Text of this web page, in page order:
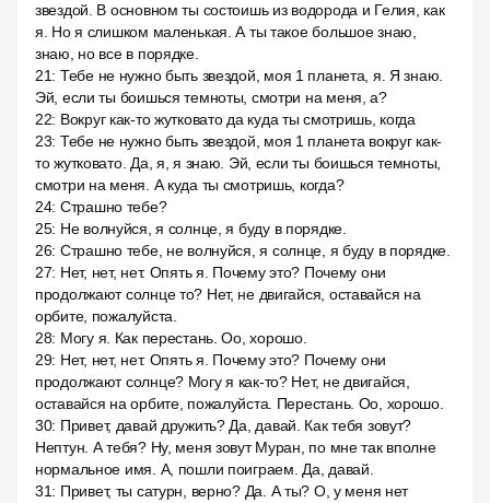
звездой. В основном ты состоишь из водорода и Гелия, как
я. Но я слишком маленькая. А ты такое большое знаю,
знаю, но все в порядке.
21: Тебе не нужно быть звездой, моя 1 планета, я. Я знаю.
Эй, если ты боишься темноты, смотри на меня, а?
22: Вокруг как-то жутковато да куда ты смотришь, когда
23: Тебе не нужно быть звездой, моя 1 планета вокруг как-
то жутковато. Да, я, я знаю. Эй, если ты боишься темноты,
смотри на меня. А куда ты смотришь, когда?
24: Страшно тебе?
25: Не волнуйся, я солнце, я буду в порядке.
26: Страшно тебе, не волнуйся, я солнце, я буду в порядке.
27: Нет, нет, нет. Опять я. Почему это? Почему они
продолжают солнце то? Нет, не двигайся, оставайся на
орбите, пожалуйста.
28: Могу я. Как перестань. Оо, хорошо.
29: Нет, нет, нет. Опять я. Почему это? Почему они
продолжают солнце? Могу я как-то? Нет, не двигайся,
оставайся на орбите, пожалуйста. Перестань. Оо, хорошо.
30: Привет, давай дружить? Да, давай. Как тебя зовут?
Нептун. А тебя? Ну, меня зовут Муран, по мне так вполне
нормальное имя. A, пошли поиграем. Да, давай.
31: Привет, ты сатурн, верно? Да. А ты? О, у меня нет